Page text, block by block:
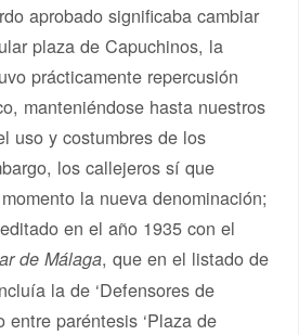
aprobado significaba cambiar
plaza de Capuchinos, la
prácticamente repercusión
manteniéndose hasta nuestros
uso y costumbres de los
los callejeros sí que
la nueva denominación;
en el año 1935 con el
de Málaga, que en el listado de
la de ‘Defensores de
entre paréntesis ‘Plaza de